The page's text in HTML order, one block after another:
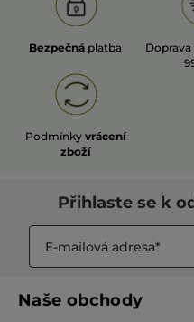
Bezpečná platba Doprava
Podmínky vrácení
zboží
Přihlaste se k
Naše obchody